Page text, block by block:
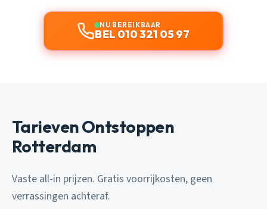
NU BEREIKBAAR
BEL 010 321 05 97
Tarieven Ontstoppen
Rotterdam
Vaste all-in prijzen. Gratis voorrijkosten, geen
verrassingen achteraf.